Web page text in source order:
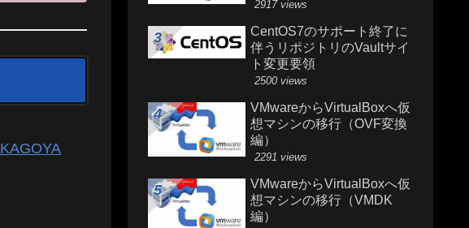
KAGOYA
2917 views
CentOS7のサポート終了に
伴うリポジトリのVaultサイ
ト変更要領
2500 views
VMwareからVirtualBoxへ仮
想マシンの移行（OVF変換
編）
2291 views
VMwareからVirtualBoxへ仮
想マシンの移行（VMDK
編）